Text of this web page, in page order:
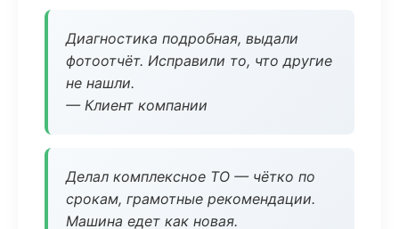
Диагностика подробная, выдали
фотоотчёт. Исправили то, что другие
не нашли.
— Клиент компании
Делал комплексное ТО — чётко по
срокам, грамотные рекомендации.
Машина едет как новая.